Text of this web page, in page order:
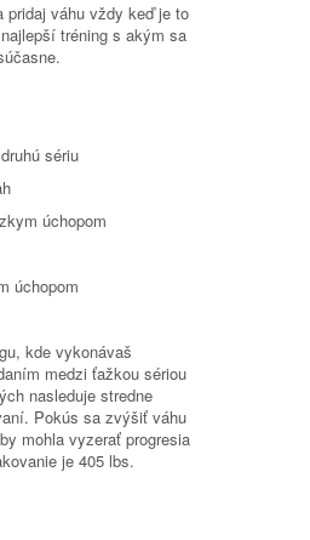
pridaj váhu vždy keď je to
tréning s akým sa
sériu
úchopom
kde vykonávaš
medzi ťažkou sériou
nasleduje stredne
Pokús sa zvýšiť váhu
mohla vyzerať progresia
je 405 lbs.